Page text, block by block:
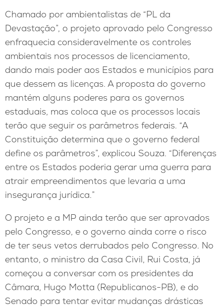
Chamado por ambientalistas de “PL da
Devastação”, o projeto aprovado pelo Congresso
enfraquecia consideravelmente os controles
ambientais nos processos de licenciamento,
dando mais poder aos Estados e municípios para
que dessem as licenças. A proposta do governo
mantém alguns poderes para os governos
estaduais, mas coloca que os processos locais
terão que seguir os parâmetros federais. “A
Constituição determina que o governo federal
define os parâmetros”, explicou Souza. “Diferenças
entre os Estados poderia gerar uma guerra para
atrair empreendimentos que levaria a uma
insegurança jurídica.”
O projeto e a MP ainda terão que ser aprovados
pelo Congresso, e o governo ainda corre o risco
de ter seus vetos derrubados pelo Congresso. No
entanto, o ministro da Casa Civil, Rui Costa, já
começou a conversar com os presidentes da
Câmara, Hugo Motta (Republicanos-PB), e do
Senado para tentar evitar mudanças drásticas